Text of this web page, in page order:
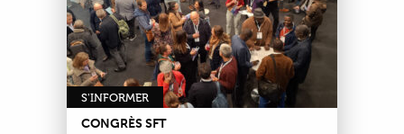
S'INFORMER
CONGRÈS SFT